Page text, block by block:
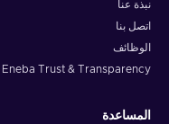
نبذة عنا
اتصل بنا
الوظائف
Eneba Trust & Transparency
المساعدة